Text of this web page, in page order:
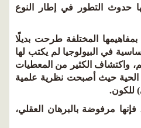
حدوث التطور في إطار النوع
بمفاهيمها المختلفة طرحت بديلًا
في البيولوجيا لم يكتب لها
واكتشاف الكثير من المعطيات
الحية حيث أصبحت نظرية علمية
للكون.
فإنها مرفوضة بالبرهان العقلي،